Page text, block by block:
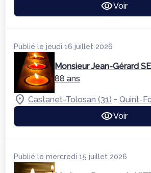
Voir
Publié le jeudi 16 juillet 2026
Monsieur Jean-Gérard
88 ans
Castanet-Tolosan (31) -Quint-
Voir
Publié le mercredi 15 juillet 2026